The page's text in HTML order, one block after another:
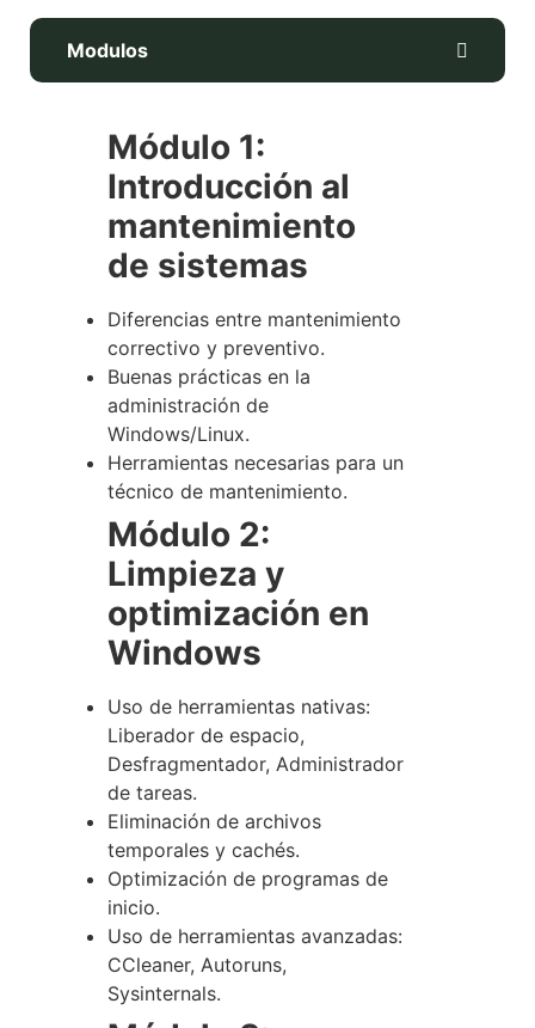
Modulos
Módulo 1:
Introducción al
mantenimiento
de sistemas
Diferencias entre mantenimiento
correctivo y preventivo.
Buenas prácticas en la
administración de
Windows/Linux.
Herramientas necesarias para un
técnico de mantenimiento.
Módulo 2:
Limpieza y
optimización en
Windows
Uso de herramientas nativas:
Liberador de espacio,
Desfragmentador, Administrador
de tareas.
Eliminación de archivos
temporales y cachés.
Optimización de programas de
inicio.
Uso de herramientas avanzadas:
CCleaner, Autoruns,
Sysinternals.